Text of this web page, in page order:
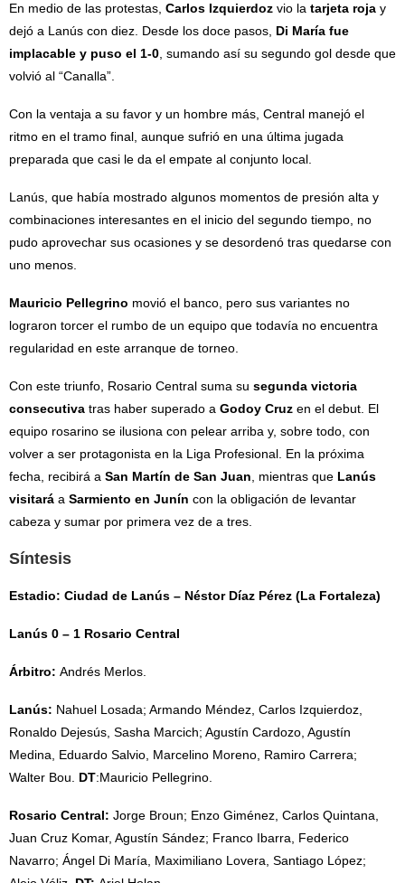
En medio de las protestas, Carlos Izquierdoz vio la tarjeta roja y
dejó a Lanús con diez. Desde los doce pasos, Di María fue
implacable y puso el 1-0, sumando así su segundo gol desde que
volvió al “Canalla”.
Con la ventaja a su favor y un hombre más, Central manejó el
ritmo en el tramo final, aunque sufrió en una última jugada
preparada que casi le da el empate al conjunto local.
Lanús, que había mostrado algunos momentos de presión alta y
combinaciones interesantes en el inicio del segundo tiempo, no
pudo aprovechar sus ocasiones y se desordenó tras quedarse con
uno menos.
Mauricio Pellegrino movió el banco, pero sus variantes no
lograron torcer el rumbo de un equipo que todavía no encuentra
regularidad en este arranque de torneo.
Con este triunfo, Rosario Central suma su segunda victoria
consecutiva tras haber superado a Godoy Cruz en el debut. El
equipo rosarino se ilusiona con pelear arriba y, sobre todo, con
volver a ser protagonista en la Liga Profesional. En la próxima
fecha, recibirá a San Martín de San Juan, mientras que Lanús
visitará a Sarmiento en Junín con la obligación de levantar
cabeza y sumar por primera vez de a tres.
Síntesis
Estadio: Ciudad de Lanús – Néstor Díaz Pérez (La Fortaleza)
Lanús 0 – 1 Rosario Central
Árbitro: Andrés Merlos.
Lanús: Nahuel Losada; Armando Méndez, Carlos Izquierdoz,
Ronaldo Dejesús, Sasha Marcich; Agustín Cardozo, Agustín
Medina, Eduardo Salvio, Marcelino Moreno, Ramiro Carrera;
Walter Bou. DT:Mauricio Pellegrino.
Rosario Central: Jorge Broun; Enzo Giménez, Carlos Quintana,
Juan Cruz Komar, Agustín Sández; Franco Ibarra, Federico
Navarro; Ángel Di María, Maximiliano Lovera, Santiago López;